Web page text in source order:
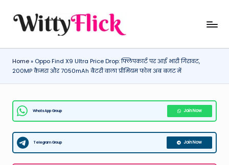
W
it
ty
Fl
ic
k:
L
a
WittyFlick:
Tech
News
Around
World
Home» Oppo Find X9 Ultra Price Drop: फ्लिपकार्ट पर आई भारी गिरावट,
200MP कैमरा और 7050mAh बैटरी वाला प्रीमियम फोन अब बजट में
WhatsApp Group Join Now
Telegram Group Join Now